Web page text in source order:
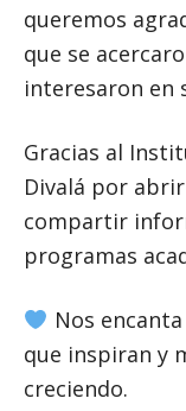
queremos
que se
interesaron en
Gracias al
Divalá por
compartir
programas
Nos
que inspiran y
creciendo.